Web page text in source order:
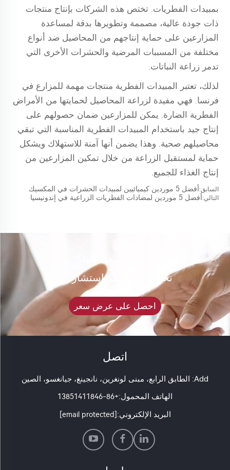
بمبيدات الفطريات. تختص هذه الشركات بإنتاج منتجات
ذات جودة عالية، مصممة وتطويرها بدقة لمساعدة
المزارعين على حماية إنتاجهم من المحاصيل ضد أنواع
مختلفة من المسببات المرضية والحشرات الأخرى التي
تدمر زراعة النباتات.
لذلك، تعتبر المبيدات الفطرية منتجات مهمة للمزارع في
فرنسا. فهي مفيدة لزراعة المحاصيل لحمايتها من الأمراض
الفطرية الضارة. يمكن للمزارعين ضمان حصولهم على
إنتاج جيد باستخدام المبيدات الفطرية المناسبة التي تبقي
محاصيلهم صحية. وهذا يضمن أنها آمنة للاستهلاك ويشكل
حماية لمستقبل الزراعة من خلال تمكين المزارعين من
إنتاج الغذاء للجميع.
السابق:أفضل 5 موردين كيميائيين لمبيدات الحشرات في المكسيك
التالي:أفضل 5 موردين لمضادات الفطريات الزراعية في إندونيسيا
نحن دائمًا ننتظر استشارتك.
احصل على عرض سعر
اتصل
Add: الطابق الرابع، مبنى لونغرين، نانجينغ، جيانغسو، الصين
الهاتف المحمول:+86-13851411846
البريد الإلكتروني: